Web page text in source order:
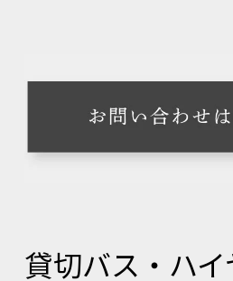
貸切バス・ハ